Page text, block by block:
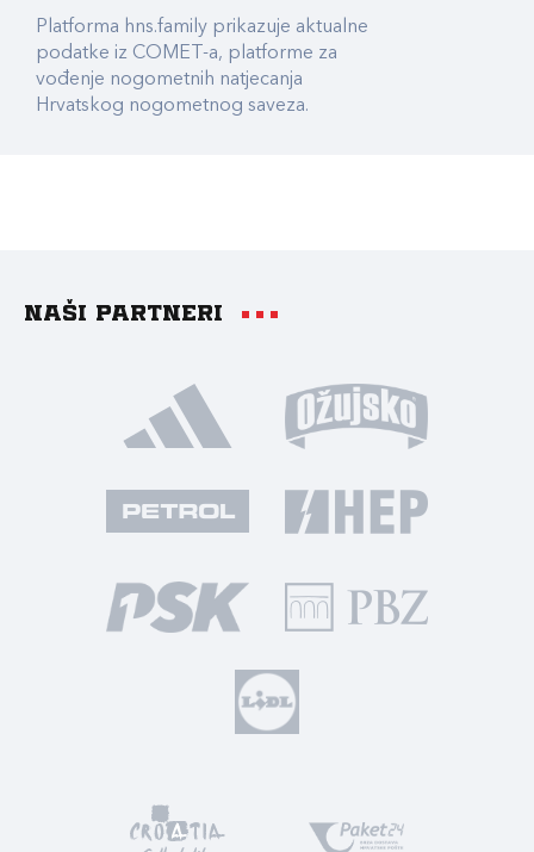
Platforma hns.family prikazuje aktualne
podatke iz COMET-a, platforme za
vođenje nogometnih natjecanja
Hrvatskog nogometnog saveza.
Naši partneri